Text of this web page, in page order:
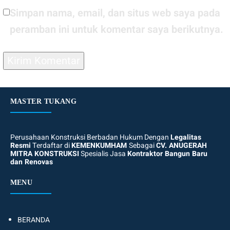
Simpan nama, email, dan situs web saya pada
peramban ini untuk komentar saya berikutnya.
MASTER TUKANG
Perusahaan Konstruksi Berbadan Hukum DenganLegalitas
ResmiTerdaftar diKEMENKUMHAMSebagaiCV. ANUGERAH
MITRA KONSTRUKSISpesialis JasaKontraktor Bangun Baru
dan Renovas
MENU
BERANDA